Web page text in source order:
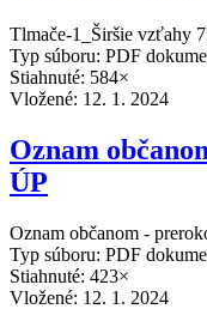
Tlmače-1_Širšie vzťahy
Typ súboru: PDF
Stiahnuté: 584×
Vložené: 12. 1. 2024
Oznam
ÚP
Oznam občanom -
Typ súboru: PDF
Stiahnuté: 423×
Vložené: 12. 1. 2024